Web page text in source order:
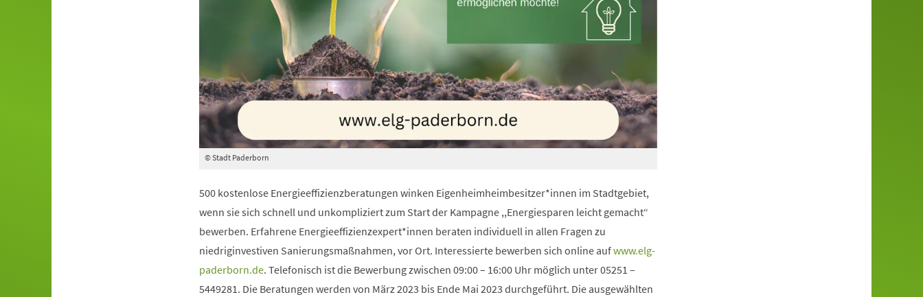
© Stadt Paderborn
500 kostenlose Energieeffizienzberatungen winken Eigenheimheimbesitzer*innen im Stadtgebiet,
wenn sie sich schnell und unkompliziert zum Start der Kampagne ,,Energiesparen leicht gemacht“
bewerben. Erfahrene Energieeffizienzexpert*innen beraten individuell in allen Fragen zu
niedriginvestiven Sanierungsmaßnahmen, vor Ort. Interessierte bewerben sich online aufwww.elg-
paderborn.de. Telefonisch ist die Bewerbung zwischen 09:00 – 16:00 Uhr möglich unter 05251 –
5449281. Die Beratungen werden von März 2023 bis Ende Mai 2023 durchgeführt. Die ausgewählten